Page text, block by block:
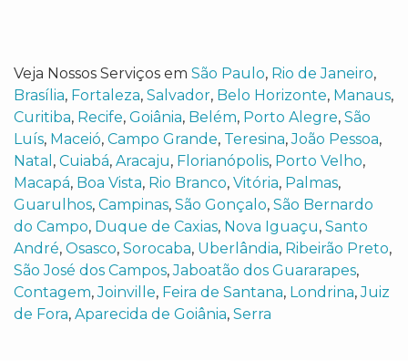
Veja Nossos Serviços em São Paulo, Rio de Janeiro,
Brasília, Fortaleza, Salvador, Belo Horizonte, Manaus,
Curitiba, Recife, Goiânia, Belém, Porto Alegre, São
Luís, Maceió, Campo Grande, Teresina,João Pessoa,
Natal , Cuiabá, Aracaju, Florianópolis, Porto Velho,
Macapá, Boa Vista, Rio Branco, Vitória, Palmas,
Guarulhos, Campinas, São Gonçalo, São Bernardo
do Campo, Duque de Caxias, Nova Iguaçu, Santo
André, Osasco, Sorocaba, Uberlândia, Ribeirão Preto,
São José dos Campos,Jaboatão dos Guararapes,
Contagem,Joinville, Feira de Santana, Londrina,Juiz
de Fora, Aparecida de Goiânia, Serra